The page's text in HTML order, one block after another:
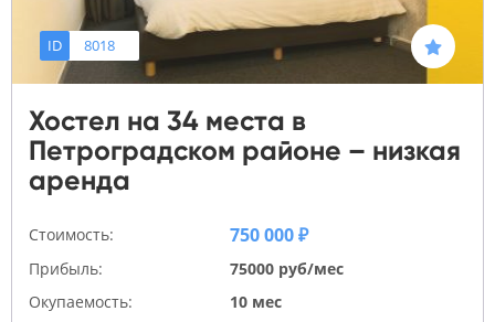
ID 8018
Хостел на 34 места в
Петроградском районе – низкая
аренда
Стоимость: 750 000 ₽
Прибыль:
75000 руб/мес
Окупаемость:
10 мес